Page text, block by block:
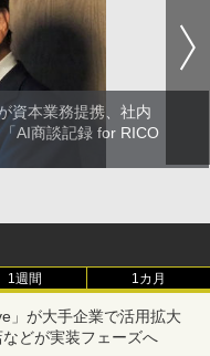
資本業務提携、社内
AI商談記録 for RICO
1週間 1カ月
」が大手企業で活用拡大
どが実装フェーズへ